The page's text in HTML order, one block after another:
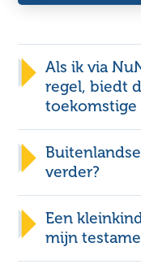
Als ik via
regel, biedt
toekomstige
verder?
Hier vind
Een
mijn
notarissen